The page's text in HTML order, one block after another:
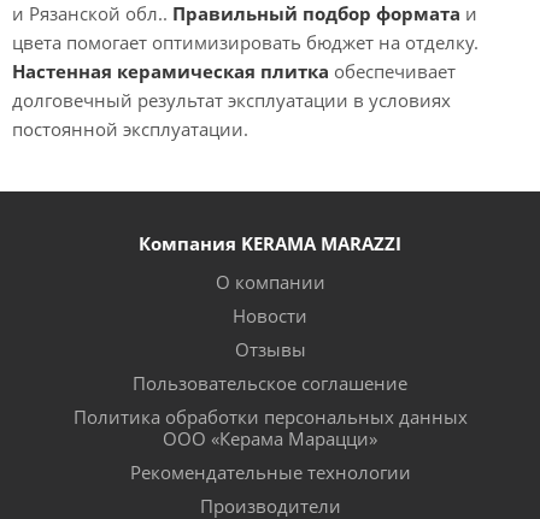
и Рязанской обл.. Правильный подбор формата и
цвета помогает оптимизировать бюджет на отделку.
Настенная керамическая плитка обеспечивает
долговечный результат эксплуатации в условиях
постоянной эксплуатации.
Компания KERAMA MARAZZI
О компании
Новости
Отзывы
Пользовательское соглашение
Политика обработки персональных данных
ООО «Керама Марацци»
Рекомендательные технологии
Производители